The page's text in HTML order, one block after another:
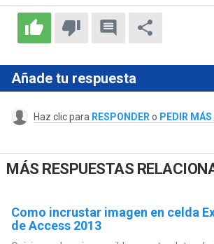
Añade tu respuesta
Haz clic para RESPONDER o PEDIR
MÁS RESPUESTAS
Como incrustar imagen en celda
de Access 2013